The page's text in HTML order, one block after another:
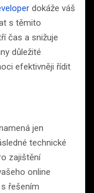
dokáže váš
s těmito
čas a snižuje
důležité
efektivněji řídit
jen
technické
zajištění
online
řešením